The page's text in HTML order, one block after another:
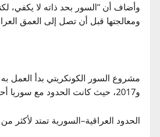
وأضاف أن “السور بحد ذاته لا يكفي،
ومعالجتها قبل أن تصل إلى العمق
و2017، حيث كانت الحدود مع سوريا أحد أبرز منافذ تسلل عناصر التنظيم.
الحدود العراقية–السورية تمتد لأكثر من 600 كيلومتر، أغلبها في مناطق صحراوية مفتوحة تشكل تحدياً أمنياً شديد التعقيد للقوات العراقية.